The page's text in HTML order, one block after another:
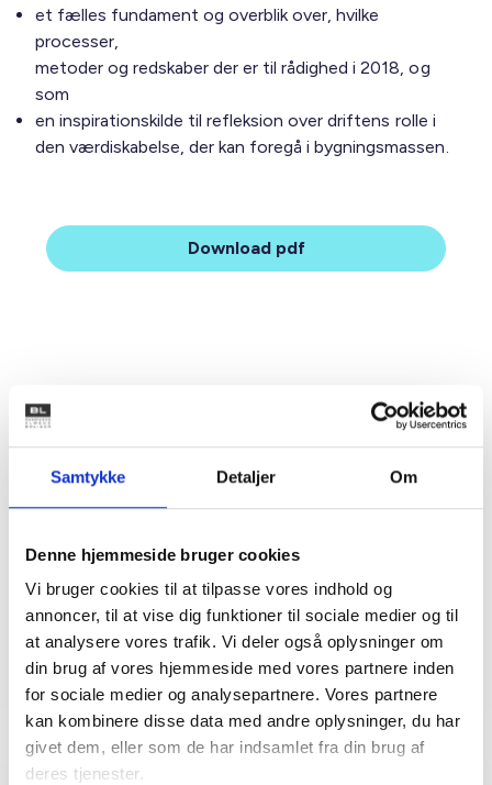
Samtykke Detaljer Om
Denne hjemmeside bruger cookies
Vi bruger cookies til at tilpasse vores indhold og
annoncer, til at vise dig funktioner til sociale medier og til
at analysere vores trafik. Vi deler også oplysninger om
din brug af vores hjemmeside med vores partnere inden
for sociale medier og analysepartnere. Vores partnere
kan kombinere disse data med andre oplysninger, du har
givet dem, eller som de har indsamlet fra din brug af
deres tjenester.
Download pdf
et fælles fundament og overblik over, hvilke
processer,
metoder og redskaber der er til rådighed i 2018, og
som
en inspirationskilde til refleksion over driftens rolle i
den værdiskabelse, der kan foregå i bygningsmassen.
Kontakt
Mikkel Jungshoved
Teknisk konsulent
Mail: mju@bl.dk